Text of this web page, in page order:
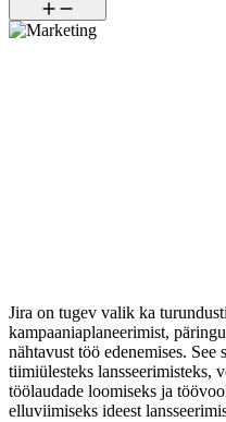
Jira on tugev valik ka
kampaaniaplaneerimist,
nähtavust töö edenemises.
tiimiülesteks lansseerimisteks,
töölaudade loomiseks ja
elluviimiseks ideest